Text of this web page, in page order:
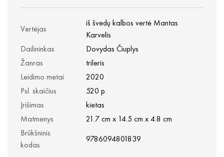
Vertėjas
iš švedų kalbos vertė Mantas
Karvelis
Dailininkas
Dovydas Čiuplys
Žanras
trileris
Leidimo metai
2020
Psl. skaičius
520 p.
Įrišimas
kietas
Matmenys
21.7 cm x 14.5 cm x 4.8 cm
Brūkšninis
kodas
9786094801839